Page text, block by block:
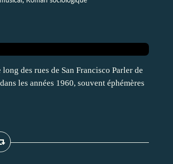
des rues de San Francisco Parler de
les années 1960, souvent éphémères